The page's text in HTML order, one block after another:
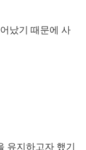
났기 때문에 사
유지하고자 했기